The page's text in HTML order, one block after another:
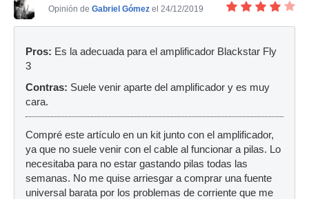
Opinión de Gabriel Gómez el 24/12/2019
Pros: Es la adecuada para el amplificador Blackstar Fly
3
Contras: Suele venir aparte del amplificador y es muy
cara.
Compré este artículo en un kit junto con el amplificador,
ya que no suele venir con el cable al funcionar a pilas. Lo
necesitaba para no estar gastando pilas todas las
semanas. No me quise arriesgar a comprar una fuente
universal barata por los problemas de corriente que me